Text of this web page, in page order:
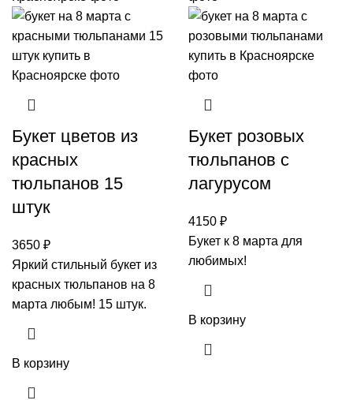
Букет цветов из
красных
тюльпанов 15
штук
3650 ₽
Яркий стильный букет из
красных тюльпанов на 8
марта любым! 15 штук.
В корзину
Букет розовых
тюльпанов с
лагурусом
4150 ₽
Букет к 8 марта для
любимых!
В корзину